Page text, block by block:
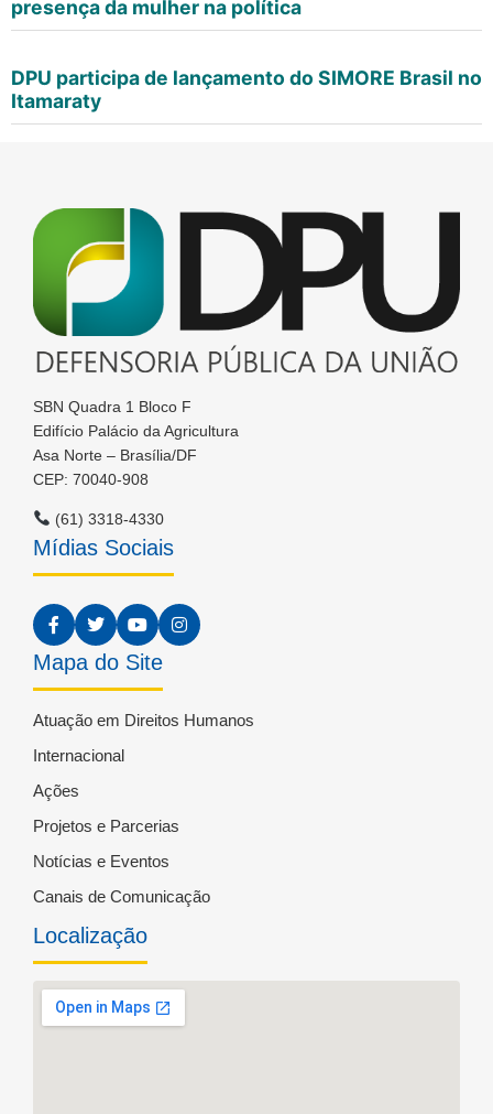
presença da mulher na política
DPU participa de lançamento do SIMORE Brasil no
Itamaraty
SBN Quadra 1 Bloco F
Edifício Palácio da Agricultura
Asa Norte – Brasília/DF
CEP: 70040-908
(61) 3318-4330
Mídias Sociais
Mapa do Site
Atuação em Direitos Humanos
Internacional
Ações
Projetos e Parcerias
Notícias e Eventos
Canais de Comunicação
Localização